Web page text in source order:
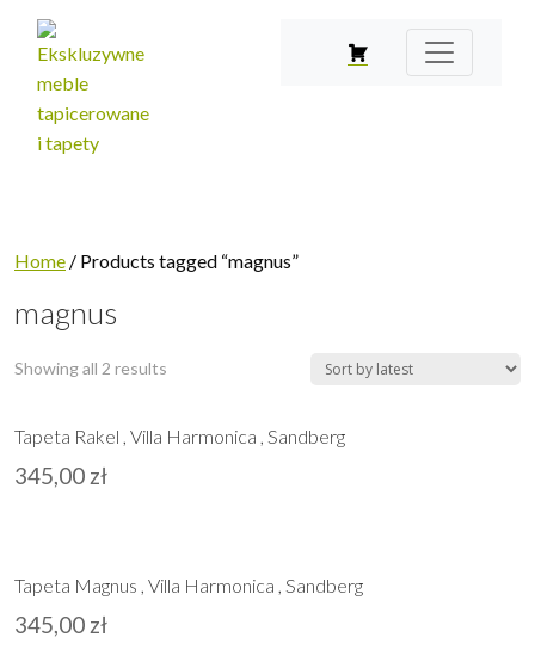
Home / Products tagged “magnus”
magnus
Showing all 2 results
Tapeta Rakel , Villa Harmonica , Sandberg
345,00 zł
Tapeta Magnus , Villa Harmonica , Sandberg
345,00 zł